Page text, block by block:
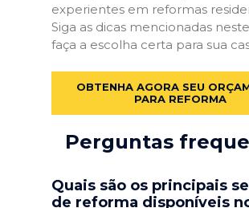
experientes em reformas
Siga as dicas mencionadas
faça a escolha certa para sua
OBTENHA AGORA SEU
PARA REFORMA
Perguntas
Quais são os principais
de reforma disponíveis